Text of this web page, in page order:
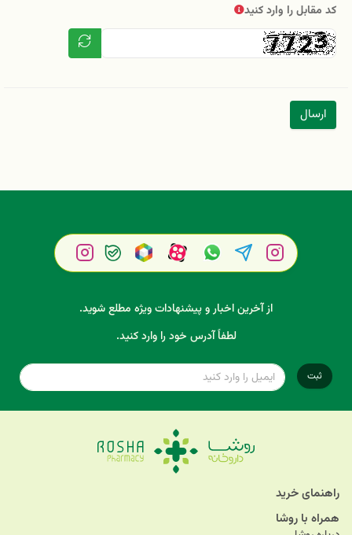
کد مقابل را وارد کنید
ارسال
از آخرین اخبار و پیشنهادات ویژه مطلع شوید.
لطفاً آدرس خود را وارد کنید.
ثبت
راهنمای خرید
همراه با روشا